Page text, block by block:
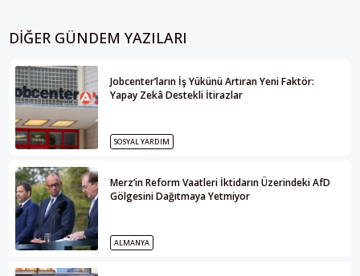
DIĞER GÜNDEM YAZILARI
Jobcenter’ların İş Yükünü Artıran Yeni Faktör:
Yapay Zekâ Destekli İtirazlar
SOSYAL YARDIM
Merz’in Reform Vaatleri İktidarın Üzerindeki AfD
Gölgesini Dağıtmaya Yetmiyor
ALMANYA